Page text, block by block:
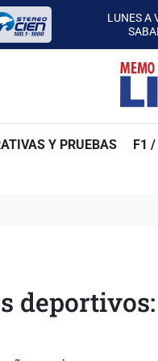
CON
CON
LUNES A
Y PRUEBAS F1 /